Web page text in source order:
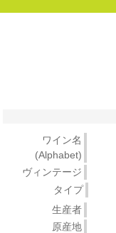
ワイン名
(Alphabet)
ヴィンテージ
タイプ
生産者
原産地